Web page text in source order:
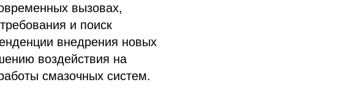
вызовах,
и поиск
внедрения новых
воздействия на
смазочных систем.